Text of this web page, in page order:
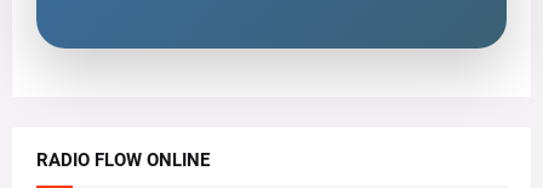
RADIO FLOW ONLINE